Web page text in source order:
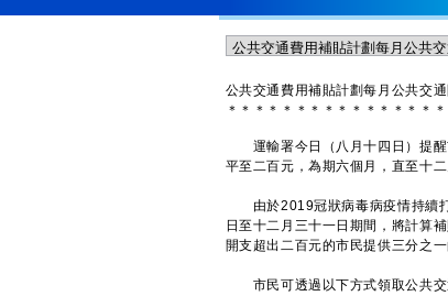
公共交通費用補貼計劃每月公共交
＊ ＊ ＊ ＊ ＊ ＊ ＊ ＊ ＊ ＊ ＊ ＊ ＊ ＊ ＊ ＊
運輸署今日（八月十四日）提醒
平至二百元，為期六個月，直至十
由於2019冠狀病毒病疫情持續打
日至十二月三十一日期間，將計算
開支超出二百元的市民提供三分之
市民可透過以下方式領取公共交